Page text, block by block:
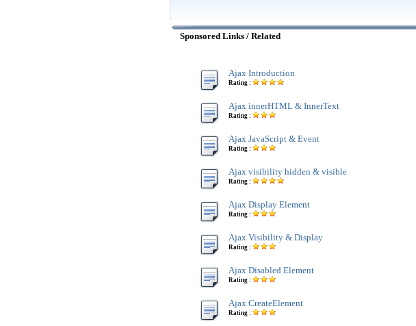
Sponsored Links / Related
Ajax Introduction
Rating :
Ajax innerHTML & InnerText
Rating :
Ajax JavaScript & Event
Rating :
Ajax visibility hidden & visible
Rating :
Ajax Display Element
Rating :
Ajax Visibility & Display
Rating :
Ajax Disabled Element
Rating :
Ajax CreateElement
Rating :